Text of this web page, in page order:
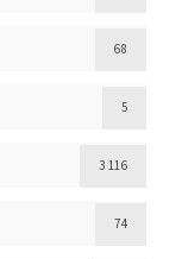
68
5
3 116
74